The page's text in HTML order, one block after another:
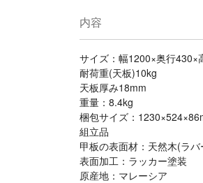
内容
サイズ：幅1200×奥行430×
耐荷重(天板)10kg
天板厚み18mm
重量：8.4kg
梱包サイズ：
組立品
甲板の表面材：天然木(ラ
表面加工：ラッカー塗装
原産地：マレーシア